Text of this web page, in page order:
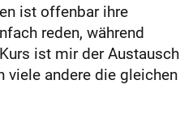
ist offenbar ihre
reden, während
ist mir der Austausch
viele andere die gleichen